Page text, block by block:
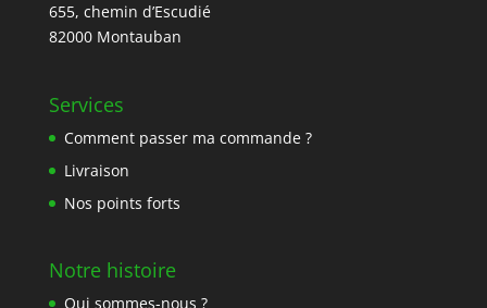
655, chemin d’Escudié
82000 Montauban
Services
Comment passer ma commande ?
Livraison
Nos points forts
Notre histoire
Qui sommes-nous ?